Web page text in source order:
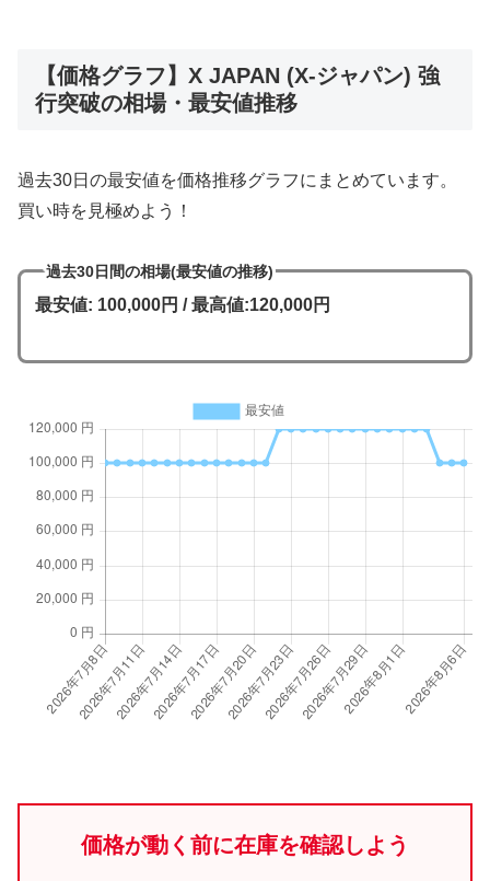
【価格グラフ】X JAPAN (X-ジャパン) 強
行突破の相場・最安値推移
過去30日の最安値を価格推移グラフにまとめています。
買い時を見極めよう！
過去30日間の相場(最安値の推移)
最安値: 100,000円 / 最高値:120,000円
価格が動く前に在庫を確認しよう